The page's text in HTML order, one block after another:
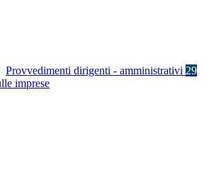
Provvedimenti dirigenti - amministrativi 29
imprese